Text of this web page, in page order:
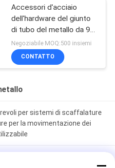
Accessori d'acciaio
dell'hardware del giunto
di tubo del metallo da 90
gradi SPCC per il tubo
magro
Negoziabile MOQ:500 insiemi
CONTATTO
per sistemi di scaffalature
per la movimentazione dei